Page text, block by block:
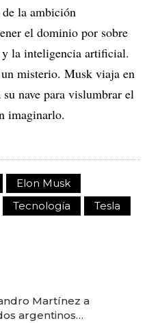
la ambición
el dominio por sobre
y la inteligencia artificial.
misterio. Musk viaja en
nave para vislumbrar el
imaginarlo.
Elon Musk
Tecnología Tesla
Martínez a
argentinos